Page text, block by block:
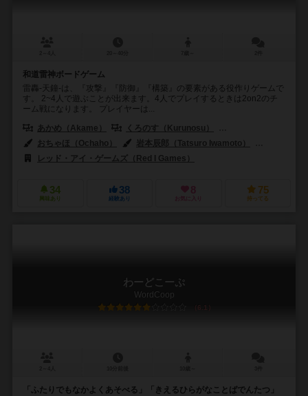
和道雷神ボードゲーム
雷轟-天鐘-は、『攻撃』『防御』『構築』の要素がある役作りゲームで
す。 2~4人で遊ぶことが出来ます。4人でプレイするときは2on2のチ
ーム戦になります。 プレイヤーは...
あかめ（Akame）
くろのす（Kurunosu）
おちゃほ（Ochaho）
岩本辰郎（Tatsuro Iwamoto）
レッド・アイ・ゲームズ（Red I Games）
34
興味あり
38
経験あり
8
お気に入り
75
持ってる
わーどこーぷ
WordCoop
6.1
「ふたりでもなかよくあそべる」「きえるひらがなことばでんたつ」